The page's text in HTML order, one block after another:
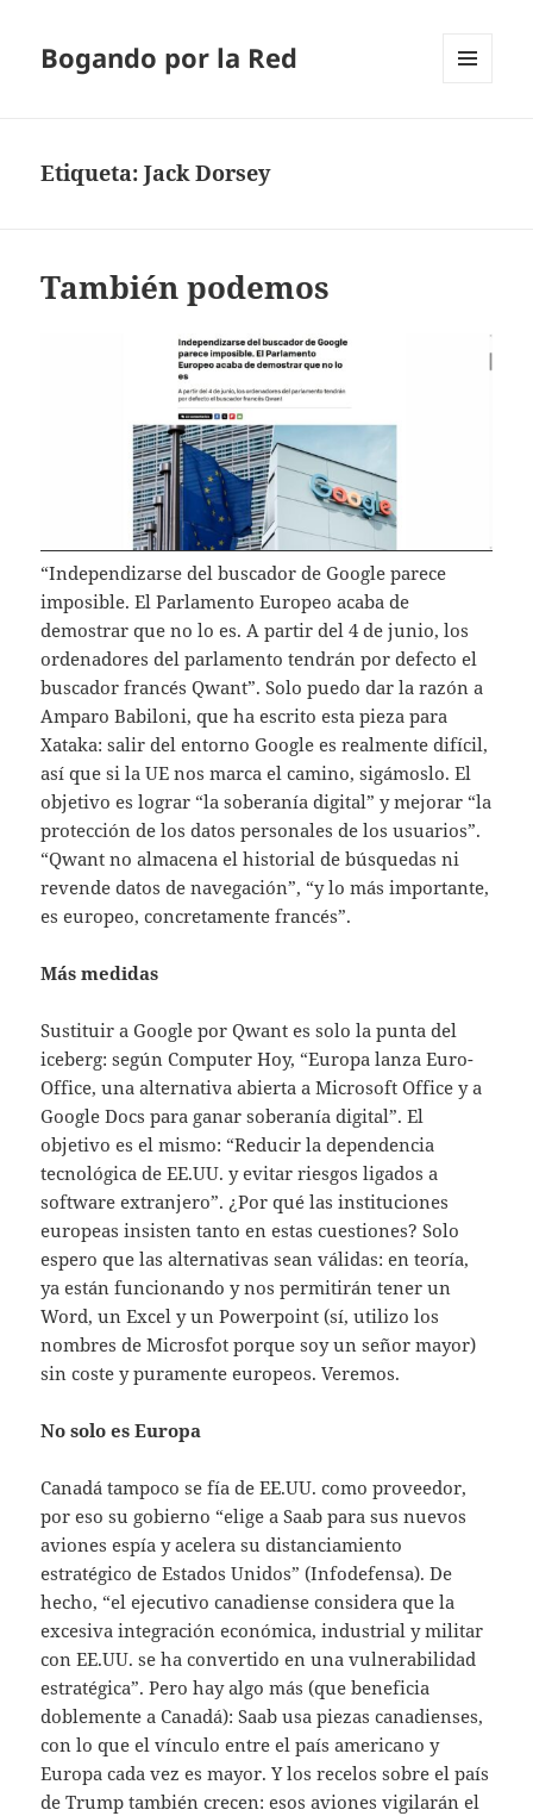
Bogando por la Red
Etiqueta:Jack Dorsey
También podemos
“Independizarse del buscador de Google parece
imposible. El Parlamento Europeo acaba de
demostrar que no lo es. A partir del 4 de junio, los
ordenadores del parlamento tendrán por defecto el
buscador francés Qwant”. Solo puedo dar la razón a
Amparo Babiloni, que ha escrito esta pieza para
Xataka: salir del entorno Google es realmente difícil,
así que si la UE nos marca el camino, sigámoslo. El
objetivo es lograr “la soberanía digital” y mejorar “la
protección de los datos personales de los usuarios”.
“Qwant no almacena el historial de búsquedas ni
revende datos de navegación”, “y lo más importante,
es europeo, concretamente francés”.
Más medidas
Sustituir a Google por Qwant es solo la punta del
iceberg: según Computer Hoy, “Europa lanza Euro-
Office, una alternativa abierta a Microsoft Office y a
Google Docs para ganar soberanía digital”. El
objetivo es el mismo: “Reducir la dependencia
tecnológica de EE.UU. y evitar riesgos ligados a
software extranjero”. ¿Por qué las instituciones
europeas insisten tanto en estas cuestiones? Solo
espero que las alternativas sean válidas: en teoría,
ya están funcionando y nos permitirán tener un
Word, un Excel y un Powerpoint (sí, utilizo los
nombres de Microsfot porque soy un señor mayor)
sin coste y puramente europeos. Veremos.
No solo es Europa
Canadá tampoco se fía de EE.UU. como proveedor,
por eso su gobierno “elige a Saab para sus nuevos
aviones espía y acelera su distanciamiento
estratégico de Estados Unidos” (Infodefensa). De
hecho, “el ejecutivo canadiense considera que la
excesiva integración económica, industrial y militar
con EE.UU. se ha convertido en una vulnerabilidad
estratégica”. Pero hay algo más (que beneficia
doblemente a Canadá): Saab usa piezas canadienses,
con lo que el vínculo entre el país americano y
Europa cada vez es mayor. Y los recelos sobre el país
de Trump también crecen: esos aviones vigilarán el